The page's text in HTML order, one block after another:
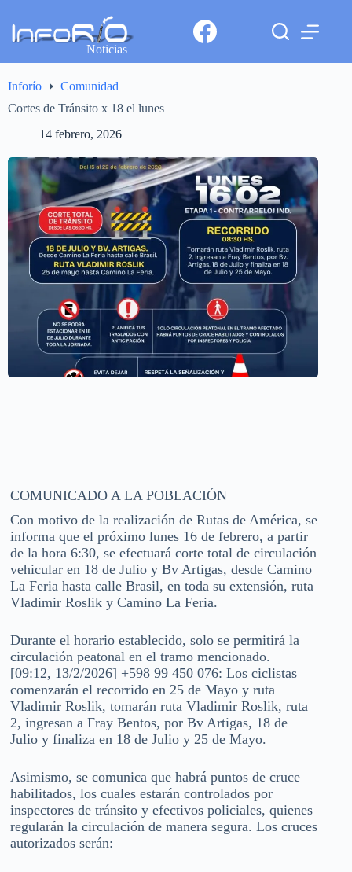
Noticias
Inforío
Comunidad
Cortes de Tránsito x 18 el lunes
14 febrero, 2026
COMUNICADO A LA POBLACIÓN
Con motivo de la realización de Rutas de América, se
informa que el próximo lunes 16 de febrero, a partir
de la hora 6:30, se efectuará corte total de circulación
vehicular en 18 de Julio y Bv Artigas, desde Camino
La Feria hasta calle Brasil, en toda su extensión, ruta
Vladimir Roslik y Camino La Feria.
Durante el horario establecido, solo se permitirá la
circulación peatonal en el tramo mencionado.
[09:12, 13/2/2026] +598 99 450 076: Los ciclistas
comenzarán el recorrido en 25 de Mayo y ruta
Vladimir Roslik, tomarán ruta Vladimir Roslik, ruta
2, ingresan a Fray Bentos, por Bv Artigas, 18 de
Julio y finaliza en 18 de Julio y 25 de Mayo.
Asimismo, se comunica que habrá puntos de cruce
habilitados, los cuales estarán controlados por
inspectores de tránsito y efectivos policiales, quienes
regularán la circulación de manera segura. Los cruces
autorizados serán: